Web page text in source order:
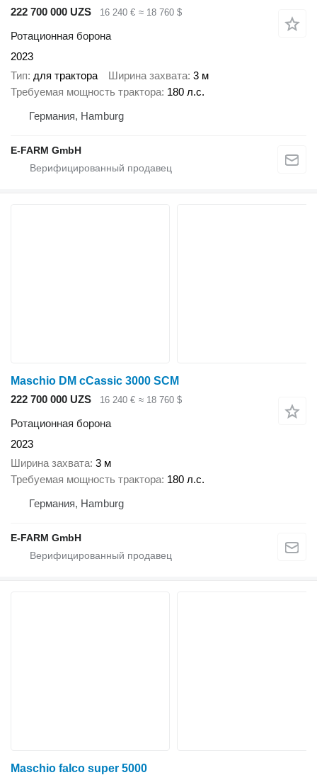
222 700 000 UZS 16 240 € ≈ 18 760 $
Ротационная борона
2023
Тип для трактора Ширина захвата 3 м
Требуемая мощность трактора 180 л.с.
Германия, Hamburg
E-FARM GmbH
Maschio DM cCassic 3000 SCM
222 700 000 UZS
16 240 € ≈ 18 760 $
Ротационная борона
2023
Ширина захвата 3 м
Требуемая мощность трактора 180 л.с.
Германия, Hamburg
E-FARM GmbH
Maschio falco super 5000